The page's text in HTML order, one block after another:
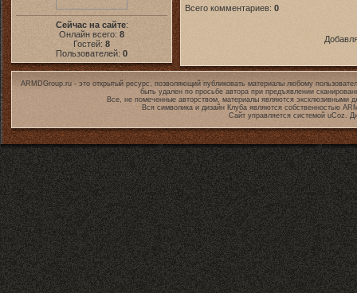
Сейчас на сайте:
Онлайн всего: 8
Гостей: 8
Пользователей: 0
Всего комментариев: 0
ARMDGroup.ru - это открытый ресурс, позволяющий публиковать материалы любому
быть удален по просьбе автора при предъявлении
Все, не помеченные авторством, материалы являются эксклюзивными
Вся символика и дизайн Клуба являются собственностью
Сайт управляется системой uCoz.